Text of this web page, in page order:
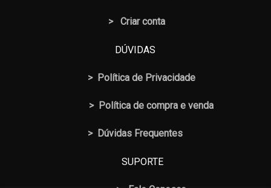
> Criar conta
DÚVIDAS
> Política de Privacidade
> Política de compra e venda
> Dúvidas Frequentes
SUPORTE